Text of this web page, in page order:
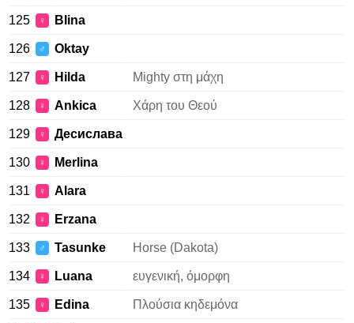
125 ♀ Blina
126 ♂ Oktay
127 ♀ Hilda Mighty στη μάχη
128 ♀ Ankica Χάρη του Θεού
129 ♀ Десислава
130 ♀ Merlina
131 ♀ Alara
132 ♀ Erzana
133 ♂ Tasunke Horse (Dakota)
134 ♀ Luana ευγενική, όμορφη
135 ♀ Edina Πλούσια κηδεμόνα